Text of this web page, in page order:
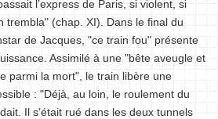
l’express de Paris, si violent, si
trembla" (chap. XI). Dans le final du
de Jacques, "ce train fou" présente
Assimilé à une "bête aveugle et
parmi la mort", le train libère une
: "Déjà, au loin, le roulement du
Il s’était rué dans les deux tunnels